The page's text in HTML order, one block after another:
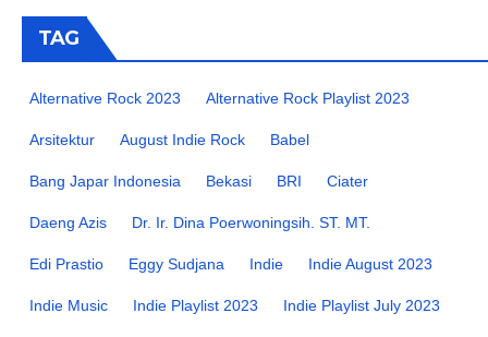
TAG
Alternative Rock 2023 Alternative Rock Playlist 2023
Arsitektur August Indie Rock Babel
Bang Japar Indonesia Bekasi BRI Ciater
Daeng Azis Dr. Ir. Dina Poerwoningsih. ST. MT.
Edi Prastio Eggy Sudjana Indie Indie August 2023
Indie Music Indie Playlist 2023 Indie Playlist July 2023